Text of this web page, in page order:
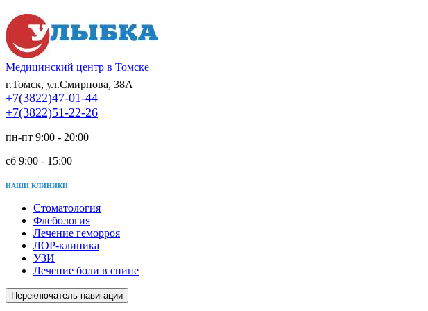
Медицинский центр в Томске
г.Томск, ул.Смирнова, 38А
+7(3822)47-01-44
+7(3822)51-22-26
пн-пт 9:00 - 20:00
сб 9:00 - 15:00
НАШИ КЛИНИКИ
Стоматология
Флебология
Лечение геморроя
ЛОР-клиника
УЗИ
Лечение боли в спине
Переключатель навигации